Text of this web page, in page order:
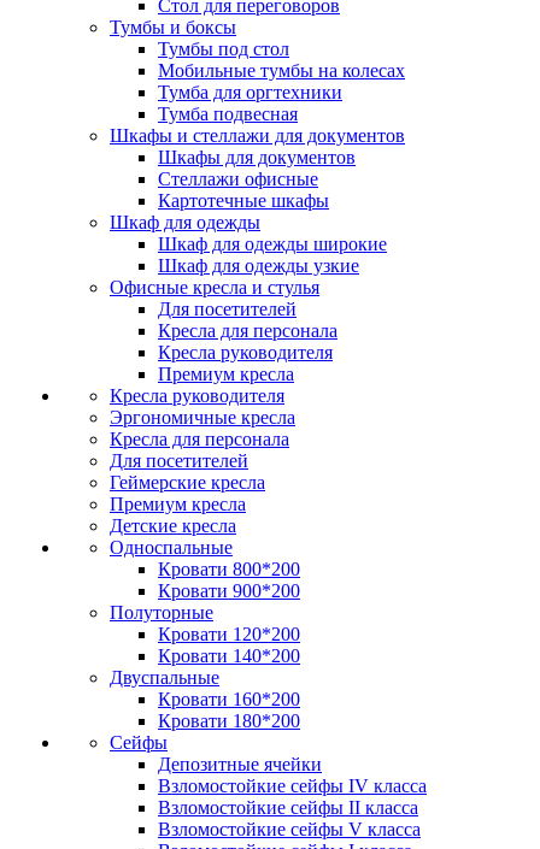
Стол для переговоров
Тумбы и боксы
Тумбы под стол
Мобильные тумбы на колесах
Тумба для оргтехники
Тумба подвесная
Шкафы и стеллажи для документов
Шкафы для документов
Стеллажи офисные
Картотечные шкафы
Шкаф для одежды
Шкаф для одежды широкие
Шкаф для одежды узкие
Офисные кресла и стулья
Для посетителей
Кресла для персонала
Кресла руководителя
Премиум кресла
Кресла руководителя
Эргономичные кресла
Кресла для персонала
Для посетителей
Геймерские кресла
Премиум кресла
Детские кресла
Односпальные
Кровати 800*200
Кровати 900*200
Полуторные
Кровати 120*200
Кровати 140*200
Двуспальные
Кровати 160*200
Кровати 180*200
Сейфы
Депозитные ячейки
Взломостойкие сейфы IV класса
Взломостойкие сейфы II класса
Взломостойкие сейфы V класса